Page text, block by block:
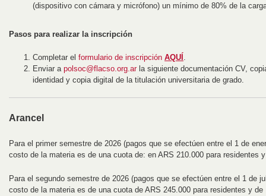
(dispositivo con cámara y micrófono) un mínimo de 80% de la
Pasos para realizar la inscripción
Completar el formulario de inscripción AQUÍ .
Enviar a polsoc@flacso.org.arla siguiente documentación CV,
identidad y copia digital de la titulación universitaria de grado.
Arancel
Para el primer semestre de 2026 (pagos que se efectúen entre el 1 de
costo de la materia es de una cuota de: en ARS 210.000 para residentes
Para el segundo semestre de 2026 (pagos que se efectúen entre el 1 de
costo de la materia es de una cuota de ARS 245.000 para residentes y